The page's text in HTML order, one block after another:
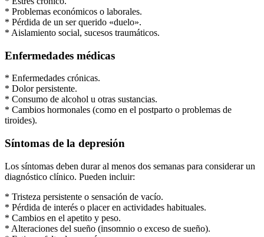
* Problemas económicos o laborales.
* Pérdida de un ser querido «duelo».
* Aislamiento social, sucesos traumáticos.
Enfermedades médicas
* Enfermedades crónicas.
* Dolor persistente.
* Consumo de alcohol u otras sustancias.
* Cambios hormonales (como en el postparto o problemas de
tiroides).
Síntomas de la depresión
Los síntomas deben durar al menos dos semanas para considerar un
diagnóstico clínico. Pueden incluir:
* Tristeza persistente o sensación de vacío.
* Pérdida de interés o placer en actividades habituales.
* Cambios en el apetito y peso.
* Alteraciones del sueño (insomnio o exceso de sueño).